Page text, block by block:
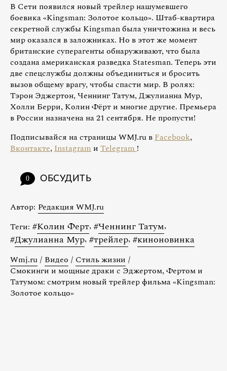
В Сети появился новый трейлер нашумевшего
боевика «Kingsman: Золотое кольцо». Штаб-квартира
секретной службы Kingsman была уничтожина и весь
мир оказался в заложниках. Но в этот же момент
британские суперагенты обнаруживают, что была
создана американская разведка Statesman. Теперь эти
две спецслужбы должны объединиться и бросить
вызов общему врагу, чтобы спасти мир. В ролях:
Тэрон Эджертон, Ченнинг Татум, Джулианна Мур,
Холли Берри, Колин Фёрт и многие другие. Премьера
в России назначена на 21 сентября. Не пропусти!
Подписывайся на страницы WMJ.ru вFacebook,
Вконтакте,Instagram и Telegram!
0 ОБСУДИТЬ
Автор: Редакция WMJ.ru
Теги: #Колин Ферт, #Ченнинг Татум,
#Джулианна Мур, #трейлер, #киноновинка
Wmj.ru / Видео / Стиль жизни /
Смокинги и мощные драки с Эджертом, Фертом и
Татумом: смотрим новый трейлер фильма «Kingsman:
Золотое кольцо»